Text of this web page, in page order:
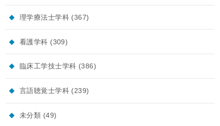
理学療法士学科 (367)
看護学科 (309)
臨床工学技士学科 (386)
言語聴覚士学科 (239)
未分類 (49)